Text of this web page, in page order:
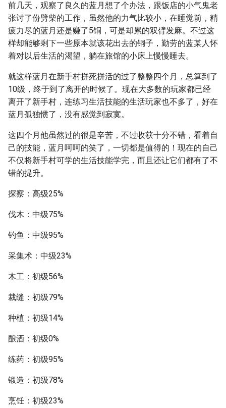
前几天，观察了良久的蓝月想了个办法，跟饭店的小气鬼老
张讨了份劈柴的工作，虽然他的力气比较小，在睡觉前，精
疲力尽的蓝月还是赚了5铜，可是却累的双臂发麻。不过这
样却能够剩下一些原本就该花出去的铜子，勤劳的蓝某人怀
着对以后生活的渴望，躺在旅馆的小床上慢慢睡去。
就这样蓝月在新手村拼死拼活的过了整整四个月，总算到了
10级，终于到了离开的时候了。现在大多数的玩家都已经
离开了新手村，连练习生活技能的生活玩家也不多了，好在
蓝月孤独惯了，没有感觉到寂寞。
这四个月他虽然过的很是辛苦，不过收获十分不错，看着自
己的技能，蓝月呵呵的笑了，一切都是值得的！现在的自己
不仅将新手村可学的生活技能学完，而且还让它们都有了不
错的提升。
探察：高级25%
伐木：中级75%
钓鱼：中级95%
采集术：中级23%
木工：初级56%
裁缝：初级79%
种植：初级14%
酿酒：初级0%
练药：初级95%
锻造：初级78%
烹饪：初级23%